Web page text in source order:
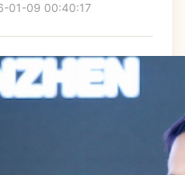
01-09 00:40:17